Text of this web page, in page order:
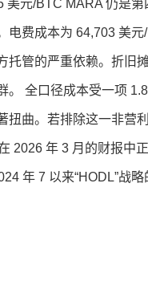
美元/BTC MARA 仍是
电费成本为 64,703 美
托管的严重依赖。折旧
。 全口径成本受一项
扭曲。若排除这一非营
2026 年 3 月的财报中
年 7 以来“HODL”战